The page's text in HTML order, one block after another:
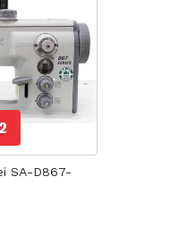
SA-D867-